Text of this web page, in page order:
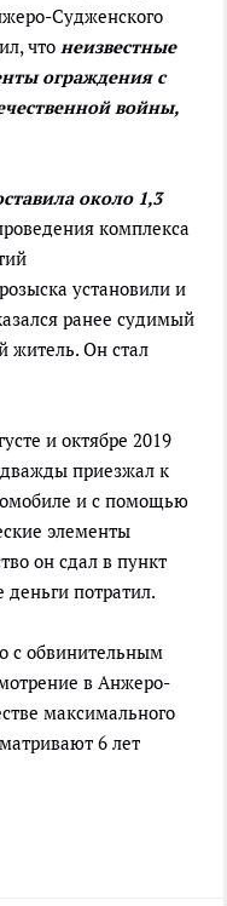
Судженского
что неизвестные
ограждения с
войны,
около 1,3
комплекса
установили и
ранее судимый
житель. Он стал
и октябре 2019
приезжал к
и с помощью
элементы
он сдал в пункт
потратил.
с обвинительным
в Анжеро-
максимального
6 лет